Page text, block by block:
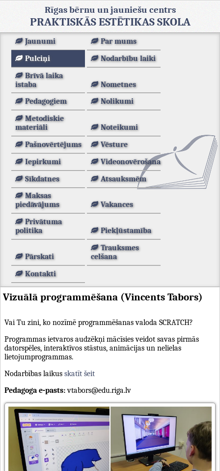
Rīgas bērnu un jauniešu centrs
PRAKTISKĀS ESTĒTIKAS SKOLA
Jaunumi
Par mums
Pulciņi
Nodarbību laiki
Brīvā laika
istaba
Nometnes
Pedagogiem
Nolikumi
Metodiskie
materiāli
Noteikumi
Pašnovērtējums
Vēsture
Iepirkumi
Videonovērošana
Sīkdatnes
Atsauksmēm
Maksas
piedāvājums
Vakances
Privātuma
politika
Piekļūstamība
Pārskati
Trauksmes
celšana
Kontakti
Vizuālā programmēšana (Vincents Tabors)
Vai Tu zini, ko nozīmē programmēšanas valoda SCRATCH?
Programmas ietvaros audzēkņi mācīsies veidot savas pirmās
datorspēles, interaktīvos stāstus, animācijas un nelielas
lietojumprogrammas.
Nodarbības laikus skatīt šeit
Pedagoga e-pasts:vtabors@edu.riga.lv